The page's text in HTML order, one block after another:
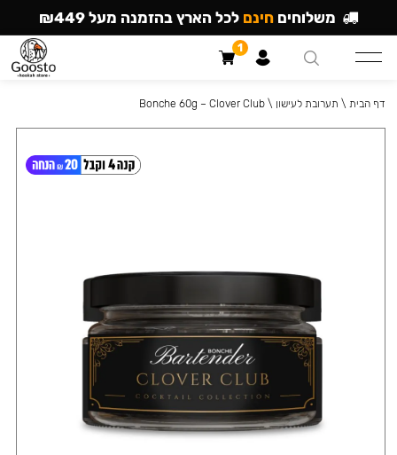
דף הבית \ תערובת לעישון \
Bonche 60g – Clover Club
משלוחים חינם לכל הארץ בהזמנה מעל ₪449
1